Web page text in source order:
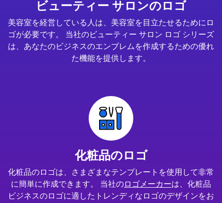
ビューティー サロンのロゴ
美容室を経営している人は、美容室を目立たせるためにロ
ゴが必要です。 当社のビューティー サロン ロゴ シリーズ
は、あなたのビジネスのエンブレムを作成するための優れ
た機能を提供します。
化粧品のロゴ
化粧品のロゴは、さまざまなテンプレートを使用して非常
に簡単に作成できます。 当社のロゴメーカーは、化粧品
ビジネスのロゴに適したトレンディなロゴのデザインをお